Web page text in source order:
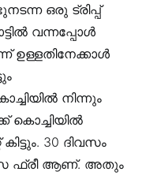
ഒരു ട്രിപ്പ്‌
വന്നപ്പോള്‍
ഉള്ളതിനേക്കാള്‍
നിന്നും
കൊച്ചിയില്‍
30 ദിവസം
ഫ്രീ ആണ്. അതും